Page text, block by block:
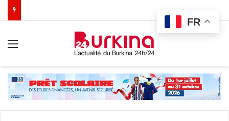
FR